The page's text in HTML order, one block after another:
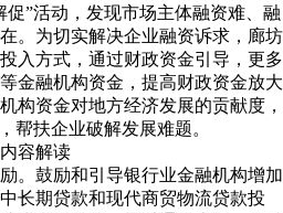
促”活动，发现市场主体融资难、融
。为切实解决企业融资诉求，廊坊
入方式，通过财政资金引导，更多
金融机构资金，提高财政资金放大
构资金对地方经济发展的贡献度，
帮扶企业破解发展难题。
容解读
。鼓励和引导银行业金融机构增加
长期贷款和现代商贸物流贷款投